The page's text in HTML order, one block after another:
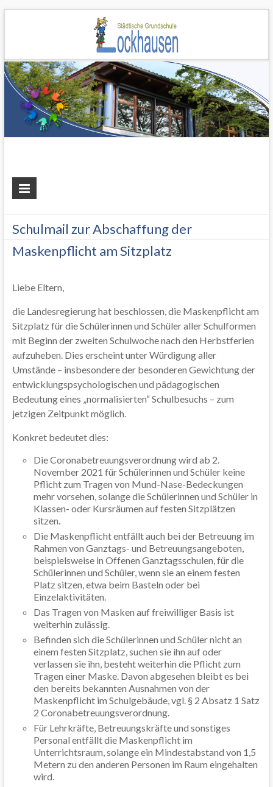
Schulmail zur Abschaffung der
Maskenpflicht am Sitzplatz
Liebe Eltern,
die Landesregierung hat beschlossen, die Maskenpflicht am
Sitzplatz für die Schülerinnen und Schüler aller Schulformen
mit Beginn der zweiten Schulwoche nach den Herbstferien
aufzuheben. Dies erscheint unter Würdigung aller
Umstände – insbesondere der besonderen Gewichtung der
entwicklungspsychologischen und pädagogischen
Bedeutung eines „normalisierten“ Schulbesuchs – zum
jetzigen Zeitpunkt möglich.
Konkret bedeutet dies:
Die Coronabetreuungsverordnung wird ab 2.
November 2021 für Schülerinnen und Schüler keine
Pflicht zum Tragen von Mund-Nase-Bedeckungen
mehr vorsehen, solange die Schülerinnen und Schüler in
Klassen- oder Kursräumen auf festen Sitzplätzen
sitzen.
Die Maskenpflicht entfällt auch bei der Betreuung im
Rahmen von Ganztags- und Betreuungsangeboten,
beispielsweise in Offenen Ganztagsschulen, für die
Schülerinnen und Schüler, wenn sie an einem festen
Platz sitzen, etwa beim Basteln oder bei
Einzelaktivitäten.
Das Tragen von Masken auf freiwilliger Basis ist
weiterhin zulässig.
Befinden sich die Schülerinnen und Schüler nicht an
einem festen Sitzplatz, suchen sie ihn auf oder
verlassen sie ihn, besteht weiterhin die Pflicht zum
Tragen einer Maske. Davon abgesehen bleibt es bei
den bereits bekannten Ausnahmen von der
Maskenpflicht im Schulgebäude, vgl. § 2 Absatz 1 Satz
2 Coronabetreuungsverordnung.
Für Lehrkräfte, Betreuungskräfte und sonstiges
Personal entfällt die Maskenpflicht im
Unterrichtsraum, solange ein Mindestabstand von 1,5
Metern zu den anderen Personen im Raum eingehalten
wird.